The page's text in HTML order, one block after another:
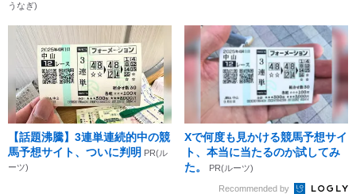
うなぎ)
【話題沸騰】3連単連続的中の競
馬予想サイト、ついに判明 PR(ル
ーツ)
Xで何度も見かける競馬予想サイ
ト、本当に当たるのか試してみ
た。
PR(ルーツ)
Recommended by